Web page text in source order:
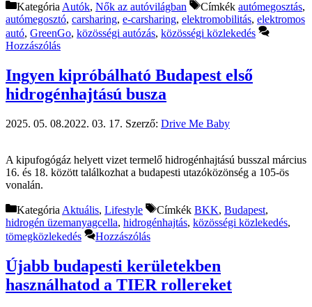
Kategória Autók, Nők az autóvilágban Címkék autómegosztás,
autómegosztó, carsharing, e-carsharing, elektromobilitás, elektromos
autó, GreenGo, közösségi autózás, közösségi közlekedés
Hozzászólás
Ingyen kipróbálható Budapest első
hidrogénhajtású busza
2025. 05. 08.2022. 03. 17. Szerző: Drive Me Baby
A kipufogógáz helyett vizet termelő hidrogénhajtású busszal március
16. és 18. között találkozhat a budapesti utazóközönség a 105-ös
vonalán.
Kategória Aktuális, Lifestyle Címkék BKK, Budapest,
hidrogén üzemanyagcella, hidrogénhajtás, közösségi közlekedés,
tömegközlekedés
Hozzászólás
Újabb budapesti kerületekben
használhatod a TIER rollereket